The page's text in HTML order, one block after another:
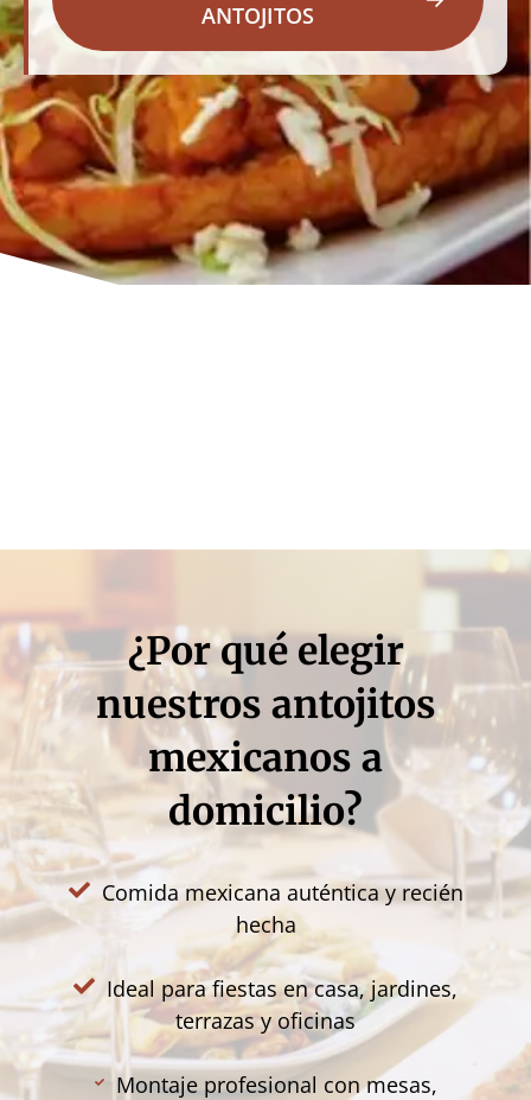
ANTOJITOS
¿Por qué elegir
nuestros antojitos
mexicanos a
domicilio?
Comida mexicana auténtica y recién
hecha
Ideal para fiestas en casa, jardines,
terrazas y oficinas
Montaje profesional con mesas,